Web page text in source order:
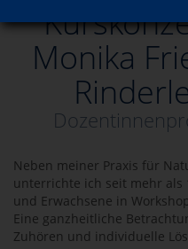
Monika
Neben meiner Praxis für
unterrichte ich seit mehr als
und Erwachsene in
Eine ganzheitliche
Zuhören und individuelle